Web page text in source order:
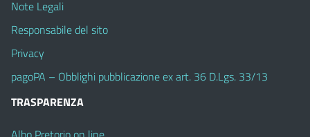
Note Legali
Responsabile del sito
Privacy
pagoPA – Obblighi pubblicazione ex art. 36 D.Lgs. 33/13
TRASPARENZA